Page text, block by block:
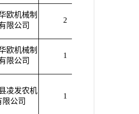
欧机械制
限公司
2
欧机械制
限公司
1
凌发农机
限公司
1